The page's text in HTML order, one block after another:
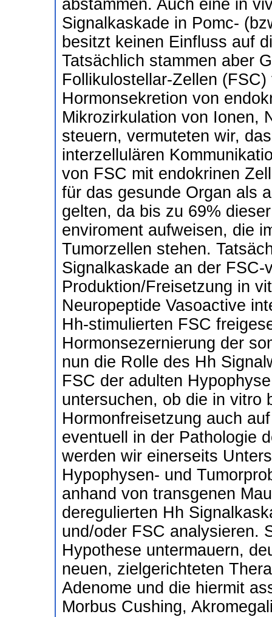
abstammen. Auch eine in
Signalkaskade in Pomc-
besitzt keinen Einfluss auf
Tatsächlich stammen aber
Follikulostellar-Zellen
Hormonsekretion von
Mikrozirkulation von Ionen,
steuern, vermuteten wir,
interzellulären
von FSC mit endokrinen
für das gesunde Organ als
gelten, da bis zu 69%
enviroment aufweisen, die
Tumorzellen stehen.
Signalkaskade an der
Produktion/Freisetzung in
Neuropeptide Vasoactive
Hh-stimulierten FSC
Hormonsezernierung der
nun die Rolle des Hh
FSC der adulten
untersuchen, ob die in vitro
Hormonfreisetzung auch
eventuell in der Pathologie
werden wir einerseits
Hypophysen- und
anhand von transgenen
deregulierten Hh
und/oder FSC analysieren.
Hypothese untermauern,
neuen, zielgerichteten
Adenome und die hiermit
Morbus Cushing,